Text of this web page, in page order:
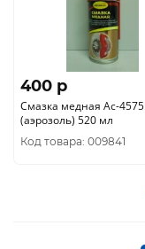
400 p
Смазка медная Ас-4575
(аэрозоль) 520 мл
Код товара: 009841